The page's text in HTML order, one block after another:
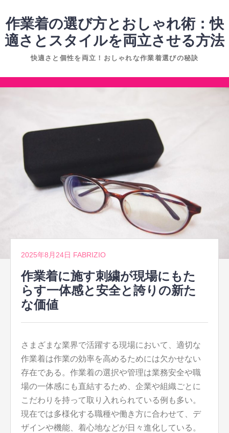
ン
テ
ン
へ
ス
作業着の選び方とおしゃれ術：快
適さとスタイルを両立させる方法
快適さと個性を両立！おしゃれな作業着選びの秘訣
コ
2025年8月24日 FABRIZIO
作業着に施す刺繍が現場にもた
らす一体感と安全と誇りの新た
な価値
さまざまな業界で活躍する現場において、適切な
作業着は作業の効率を高めるためには欠かせない
存在である。 作業着の選択や管理は業務安全や職
場の一体感にも直結するため、企業や組織ごとに
こだわりを持って取り入れられている例も多い。
現在では多様化する職種や働き方に合わせて、デ
ザインや機能、着心地などが日々進化している。